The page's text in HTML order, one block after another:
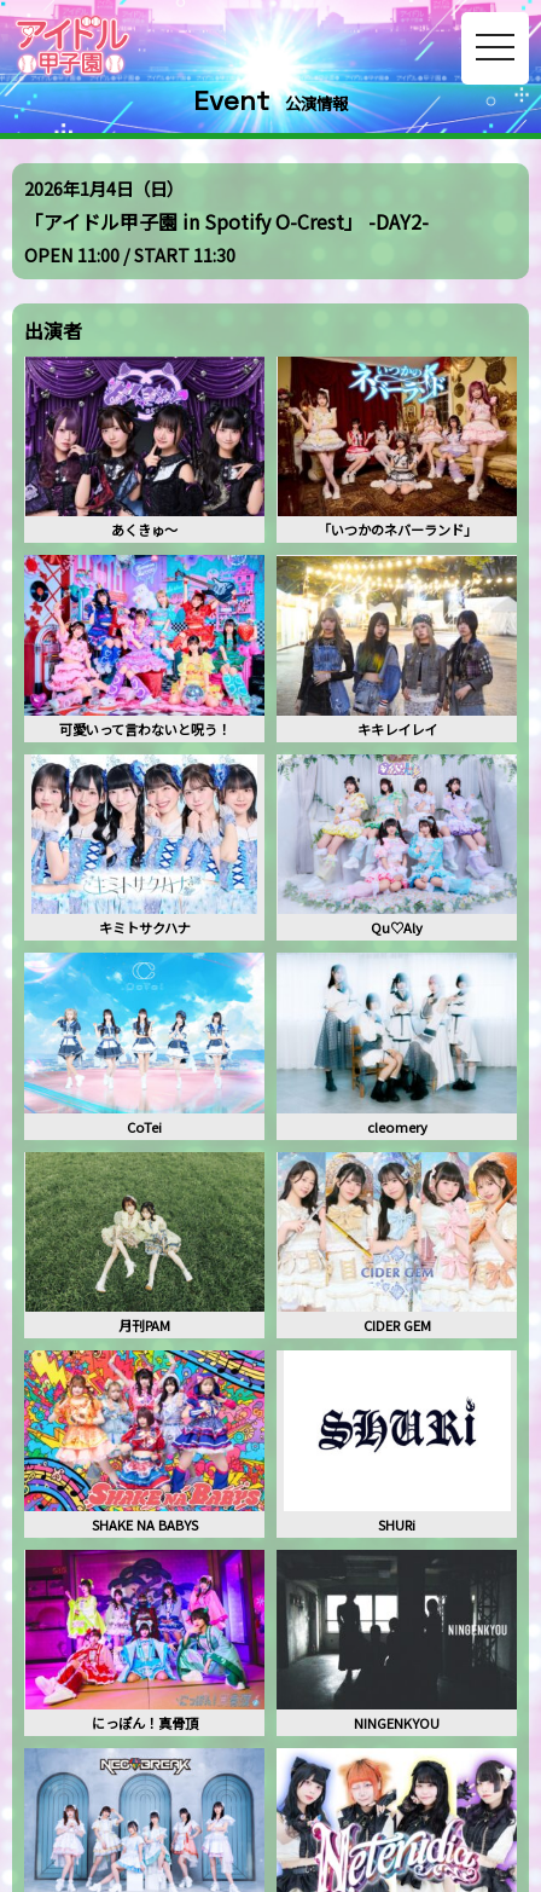
Event 公演情報
2026年1月4日（日）
「アイドル甲子園 in Spotify O-Crest」 -DAY2-
OPEN 11:00 / START 11:30
出演者
あくきゅ〜 「いつかのネバーランド」
可愛いって言わないと呪う！ キキレイレイ
キミトサクハナ Qu♡Aly
CoTei cleomery
月刊PAM CIDER GEM
SHAKE NA BABYS SHURi
にっぽん！真骨頂 NINGENKYOU
toggle